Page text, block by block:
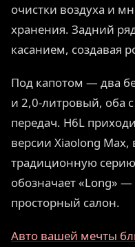
очистки воздуха и
хранения. Задний
касанием, создавая
Под капотом — два
и 2,0-литровый, оба
передач. H6L
версии Xiaolong
традиционную серию
обозначает «Long»
просторный салон.
Авто вашей мечты